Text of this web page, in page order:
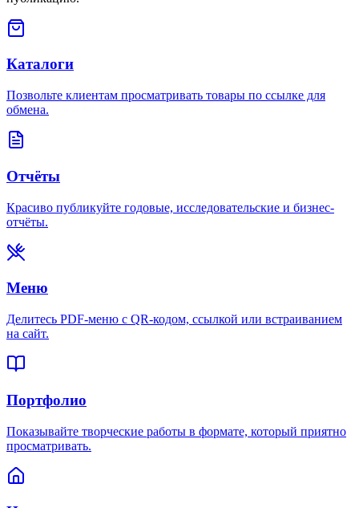
Каталоги
Позвольте клиентам просматривать товары по ссылке для
обмена.
Отчёты
Красиво публикуйте годовые, исследовательские и бизнес-
отчёты.
Меню
Делитесь PDF-меню с QR-кодом, ссылкой или встраиванием
на сайт.
Портфолио
Показывайте творческие работы в формате, который приятно
просматривать.